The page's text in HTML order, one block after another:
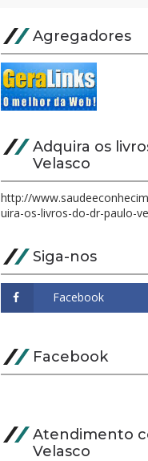
Agregadores
Adquira os
Velasco
http://
uira-os-livros-do-dr-paulo-
Siga-nos
Facebook
Atendimento
Velasco